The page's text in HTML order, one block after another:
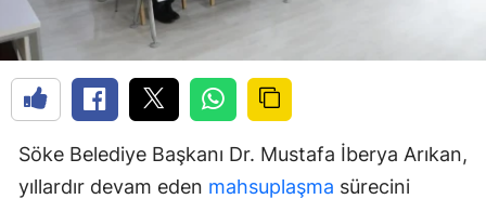
Söke Belediye Başkanı Dr. Mustafa İberya Arıkan,
yıllardır devam eden mahsuplaşma sürecini